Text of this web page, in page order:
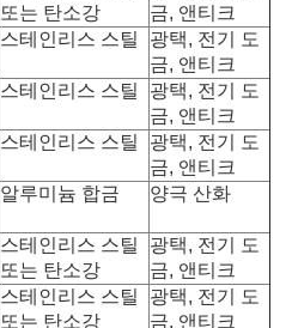
또는 탄소강
금, 앤티크
스테인리스 스틸
광택, 전기 도
금, 앤티크
스테인리스 스틸
광택, 전기 도
금, 앤티크
스테인리스 스틸
광택, 전기 도
금, 앤티크
알루미늄 합금 양극 산화
스테인리스 스틸
또는 탄소강
광택, 전기 도
금, 앤티크
스테인리스 스틸
또는 탄소강
광택, 전기 도
금, 앤티크